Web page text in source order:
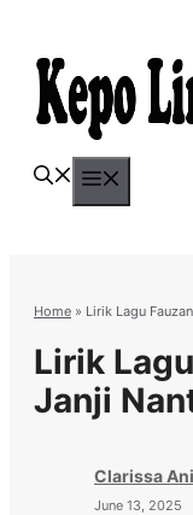
content
Home » Lirik Lagu
Lirik
Janji
Clarissa
June 13, 2025